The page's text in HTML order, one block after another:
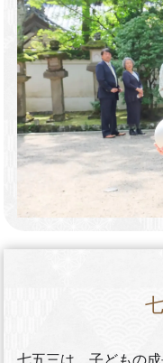
七五三は、子どもの